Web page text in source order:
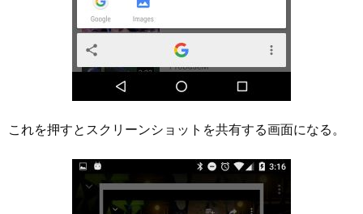
これを押すとスクリーンショットを共有する画面になる。